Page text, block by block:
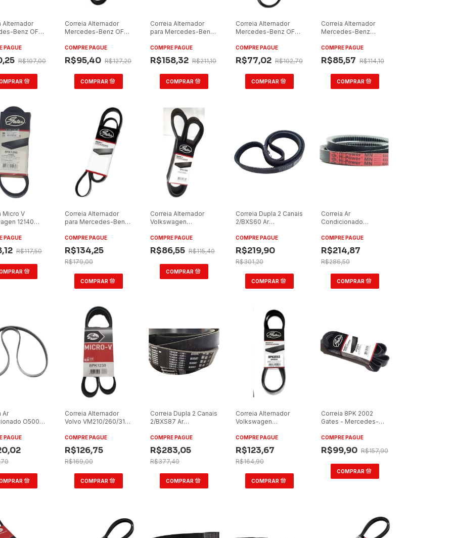
Alternador
Benz OF
PAGUE
R$107,00
Correia Alternador
Mercedes-Benz OF
COMPRE PAGUE
R$95,40 R$127,20
Correia Alternador
para Mercedes-Benz
COMPRE PAGUE
R$158,32 R$211,10
Correia Alternador
Mercedes-Benz OF
COMPRE PAGUE
R$77,02 R$102,70
Correia Alternador
Mercedes-Benz
1315/1418/OF1730
COMPRE PAGUE
R$85,57 R$114,10
Micro V
12140
Gates
PAGUE
R$117,50
Correia Alternador
para Mercedes-Benz
OM457
COMPRE PAGUE
R$134,25
R$179,00
Correia Alternador
Volkswagen
MWM
COMPRE PAGUE
R$86,55 R$115,40
Correia Dupla 2 Canais
2/BXS60 Ar
(Ônibus)
COMPRE PAGUE
R$219,90
R$301,20
Correia Ar
Condicionado
O500/Neobus
Spheros BR
COMPRE PAGUE
R$214,87
R$286,50
Ar
O500
PAGUE
Correia Alternador
Volvo VM210/260/310
COMPRE PAGUE
R$126,75
R$169,00
Correia Dupla 2 Canais
2/BXS87 Ar
(Ônibus)
COMPRE PAGUE
R$283,05
R$377,40
Correia Alternador
Volkswagen
ISF 3.8
COMPRE PAGUE
R$123,67
R$164,90
Correia 8PK 2002
Gates - Mercedes-
COMPRE PAGUE
R$99,90 R$157,90